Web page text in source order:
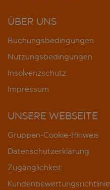
ÜBER UNS
Buchungsbedingungen
Nutzungsbedingungen
Insolvenzschutz
Impressum
UNSERE WEBSEITE
Gruppen-Cookie-Hinweis
Datenschutzerklärung
Zugänglichkeit
Kundenbewertungsrichtlinie